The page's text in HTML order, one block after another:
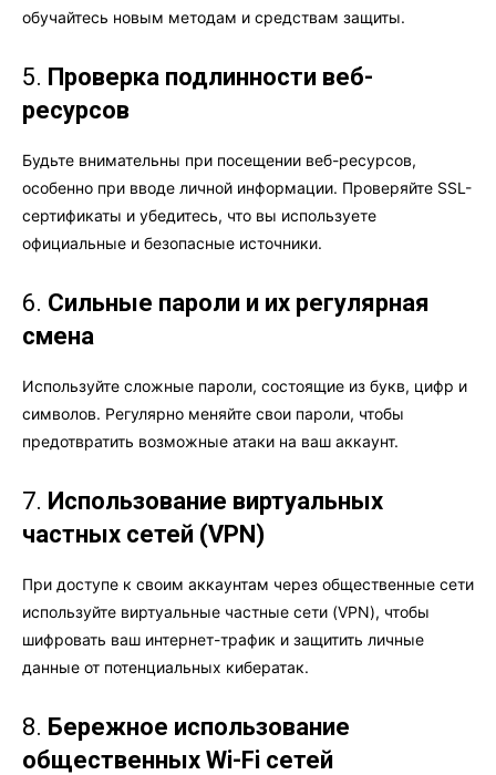
обучайтесь новым методам и средствам защиты.
5. Проверка подлинности веб-
ресурсов
Будьте внимательны при посещении веб-ресурсов,
особенно при вводе личной информации. Проверяйте SSL-
сертификаты и убедитесь, что вы используете
официальные и безопасные источники.
6. Сильные пароли и их регулярная
смена
Используйте сложные пароли, состоящие из букв, цифр и
символов. Регулярно меняйте свои пароли, чтобы
предотвратить возможные атаки на ваш аккаунт.
7. Использование виртуальных
частных сетей (VPN)
При доступе к своим аккаунтам через общественные сети
используйте виртуальные частные сети (VPN), чтобы
шифровать ваш интернет-трафик и защитить личные
данные от потенциальных кибератак.
8. Бережное использование
общественных Wi-Fi сетей